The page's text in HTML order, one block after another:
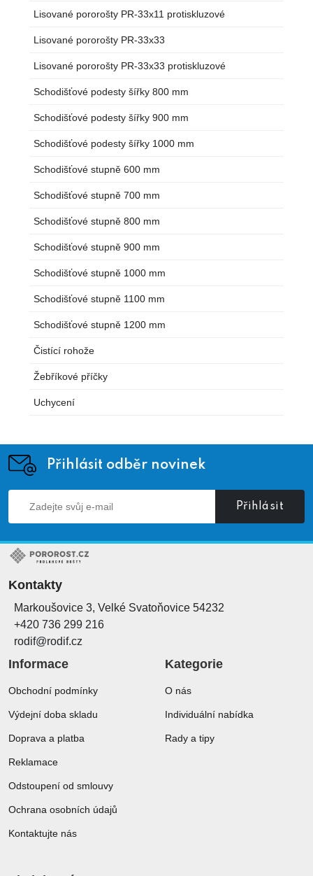
Lisované pororošty PR-33x11 protiskluzové
Lisované pororošty PR-33x33
Lisované pororošty PR-33x33 protiskluzové
Schodišťové podesty šířky 800 mm
Schodišťové podesty šířky 900 mm
Schodišťové podesty šířky 1000 mm
Schodišťové stupně 600 mm
Schodišťové stupně 700 mm
Schodišťové stupně 800 mm
Schodišťové stupně 900 mm
Schodišťové stupně 1000 mm
Schodišťové stupně 1100 mm
Schodišťové stupně 1200 mm
Čistící rohože
Žebříkové příčky
Uchycení
Přihlásit odběr novinek
Přihlásit
Kontakty
Markoušovice 3, Velké Svatoňovice 54232
+420 736 299 216
rodif@rodif.cz
Informace
Obchodní podmínky
Výdejní doba skladu
Doprava a platba
Reklamace
Odstoupení od smlouvy
Ochrana osobních údajů
Kontaktujte nás
Kategorie
O nás
Individuální nabídka
Rady a tipy